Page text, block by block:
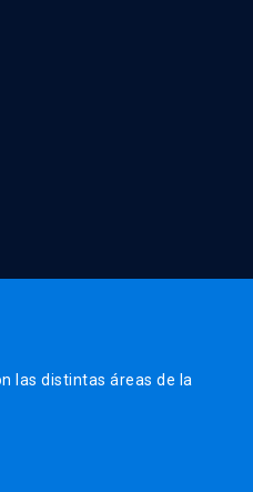
las distintas áreas de la